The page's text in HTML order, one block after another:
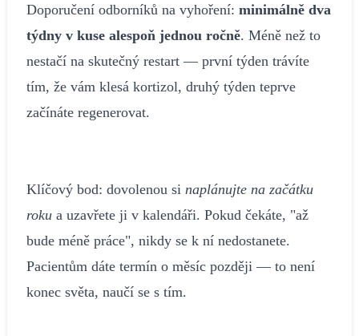
Doporučení odborníků na vyhoření: minimálně dva
týdny v kuse alespoň jednou ročně. Méně než to
nestačí na skutečný restart — první týden trávíte
tím, že vám klesá kortizol, druhý týden teprve
začínáte regenerovat.
Klíčový bod: dovolenou si naplánujte na začátku
roku a uzavřete ji v kalendáři. Pokud čekáte, "až
bude méně práce", nikdy se k ní nedostanete.
Pacientům dáte termín o měsíc později — to není
konec světa, naučí se s tím.